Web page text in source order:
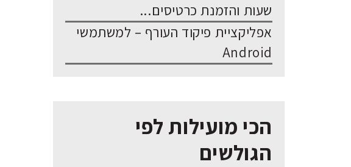
שעות והזמנת כרטיסים...
אפליקציית פיקוד העורף – למשתמשי
Android
הכי מועילות לפי
הגולשים